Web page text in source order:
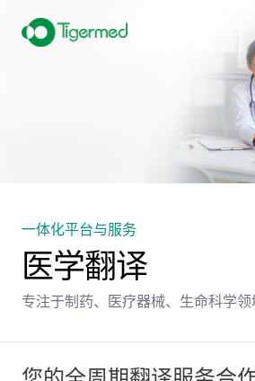
一体化平台与服务
医学翻译
专注于制药、医疗器械、生命科学领